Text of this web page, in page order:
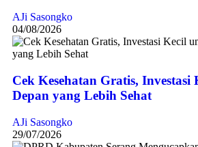
AJi Sasongko
04/08/2026
Cek Kesehatan Gratis, Investasi
Depan yang Lebih Sehat
AJi Sasongko
29/07/2026